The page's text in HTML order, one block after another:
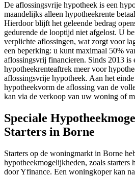
De aflossingsvrije hypotheek is een
maandelijks alleen hypotheekrente
Hierdoor blijft het geleende bedrag
gedurende de looptijd niet afgelost. U
verplichte aflossingen, wat zorgt voor
een beperking: u kunt maximaal 50%
aflossingsvrij financieren. Sinds 2013 is
hypotheekrenteaftrek meer voor
aflossingsvrije hypotheek. Aan het
hypotheekvorm de aflossing van de
kan via de verkoop van uw woning of
Speciale
Starters in Borne
Starters op de woningmarkt in Borne
hypotheekmogelijkheden, zoals starters
door Yfinance. Een woningkoper kan